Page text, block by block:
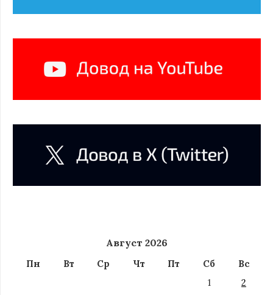
Август 2026
Пн Вт Ср Чт Пт Сб
Вс
1
2